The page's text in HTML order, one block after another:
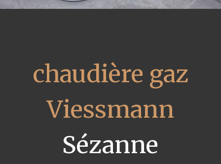
chaudière gaz
Viessmann
Sézanne